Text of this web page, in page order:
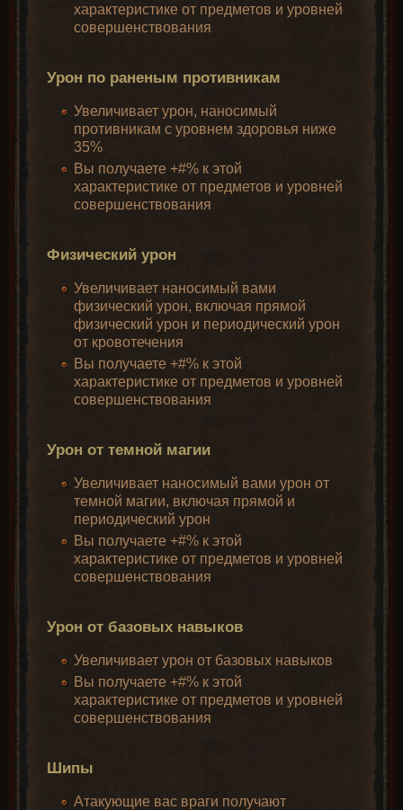
характеристике от предметов и уровней
совершенствования
Урон по раненым противникам
Увеличивает урон, наносимый
противникам с уровнем здоровья ниже
35%
Вы получаете +#% к этой
характеристике от предметов и уровней
совершенствования
Физический урон
Увеличивает наносимый вами
физический урон, включая прямой
физический урон и периодический урон
от кровотечения
Вы получаете +#% к этой
характеристике от предметов и уровней
совершенствования
Урон от темной магии
Увеличивает наносимый вами урон от
темной магии, включая прямой и
периодический урон
Вы получаете +#% к этой
характеристике от предметов и уровней
совершенствования
Урон от базовых навыков
Увеличивает урон от базовых навыков
Вы получаете +#% к этой
характеристике от предметов и уровней
совершенствования
Шипы
Атакующие вас враги получают